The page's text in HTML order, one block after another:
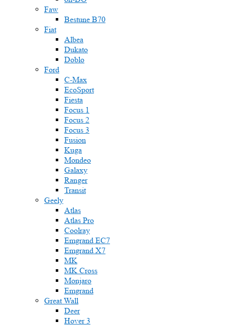
Faw
Bestune B70
Fiat
Albea
Dukato
Doblo
Ford
C-Max
EcoSport
Fiesta
Focus 1
Focus 2
Focus 3
Fusion
Kuga
Mondeo
Galaxy
Ranger
Transit
Geely
Atlas
Atlas Pro
Coolray
Emgrand EC7
Emgrand X7
MK
MK Cross
Monjaro
Emgrand
Great Wall
Deer
Hover 3